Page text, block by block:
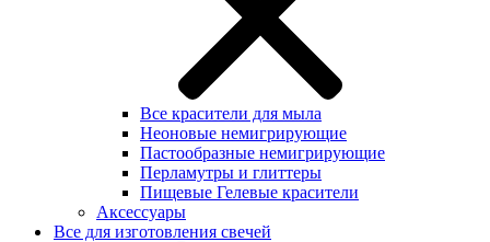
Все красители для мыла
Неоновые немигрирующие
Пастообразные немигрирующие
Перламутры и глиттеры
Пищевые Гелевые красители
Аксессуары
Все для изготовления свечей